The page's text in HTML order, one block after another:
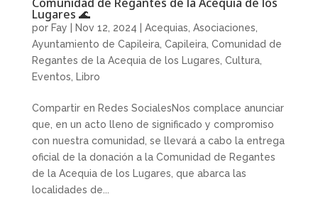
Lugares 🌊
por Fay | Nov 12, 2024 | Acequias Asociaciones
Ayuntamiento de Capileira, Capileira, Comunidad de
Regantes de la Acequia de los Lugares Cultura,
Eventos Libro
Compartir en Redes SocialesNos complace anunciar
que, en un acto lleno de significado y compromiso
con nuestra comunidad, se llevará a cabo la entrega
oficial de la donación a la Comunidad de Regantes
de la Acequia de los Lugares, que abarca las
localidades de...